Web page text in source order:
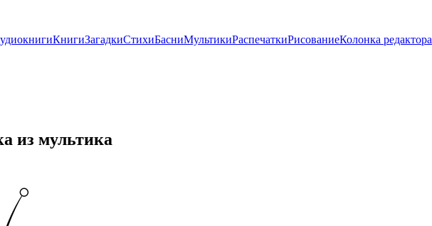
КнигиЗагадкиСтихиБасниМультикиРаспечаткиРисованиеКолонка редактора
из мультика